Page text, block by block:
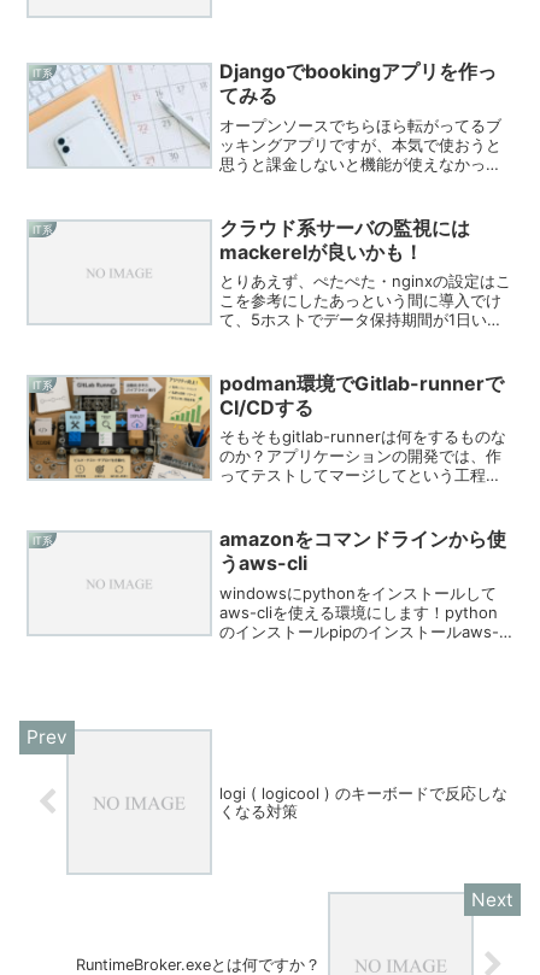
IT系
Djangoでbookingアプリを作っ
てみる
オープンソースでちらほら転がってるブ
ッキングアプリですが、本気で使おうと
思うと課金しないと機能が使えなかった
てもらうかといった感じで、じゃぁ作っ
てみようかなと思って始め...
IT系
クラウド系サーバの監視には
mackerelが良いかも！
とりあえず、ぺたぺた・nginxの設定はこ
こを参考にしたあっという間に導入でけ
て、5ホストでデータ保持期間が1日いい
る！課金メニューは以下のような感じ。
Trial ...
IT系
podman環境でGitlab-runnerで
CI/CDする
そもそもgitlab-runnerは何をするものな
のか？アプリケーションの開発では、作
ってテストしてマージしてという工程と
繰り返し実行することになります。これ
を継続的に...
IT系
amazonをコマンドラインから使
うaws-cli
windowsにpythonをインストールして
aws-cliを使える環境にします！python
のインストールpipのインストールaws-
logi ( logicool ) のキーボードで反応しな
くなる対策
RuntimeBroker.exeとは何ですか？